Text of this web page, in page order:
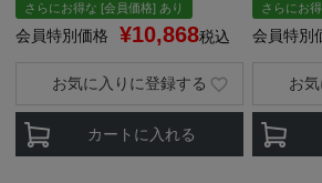
さらにお得な [会員価格] あり
会員特別価格 ¥10,868税込
カートに入れる
お気に入りに登録する
さらにお
会員特別
お